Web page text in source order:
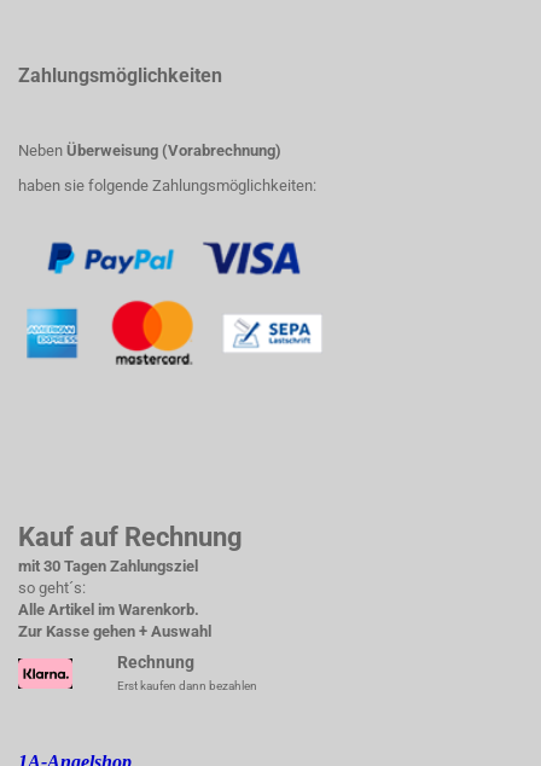
Zahlungsmöglichkeiten
Neben Überweisung (Vorabrechnung)
haben sie folgende Zahlungsmöglichkeiten:
Kauf auf Rechnung
mit 30 Tagen Zahlungsziel
so geht´s:
Alle Artikel im Warenkorb.
Zur Kasse gehen + Auswahl
Rechnung
Erst kaufen dann bezahlen
1A-Angelshop